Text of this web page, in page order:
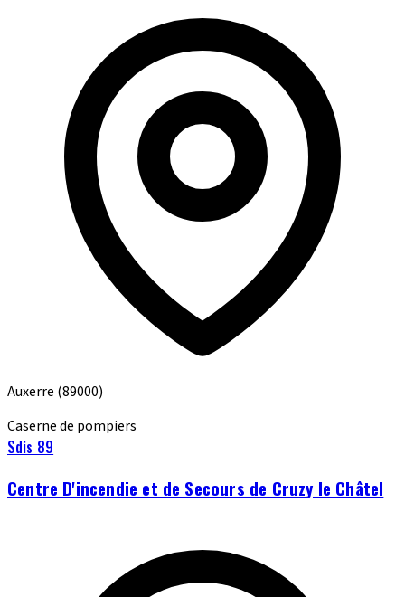
Auxerre (89000)
Caserne de pompiers
Sdis 89
Centre D'incendie et de Secours de Cruzy le Châtel